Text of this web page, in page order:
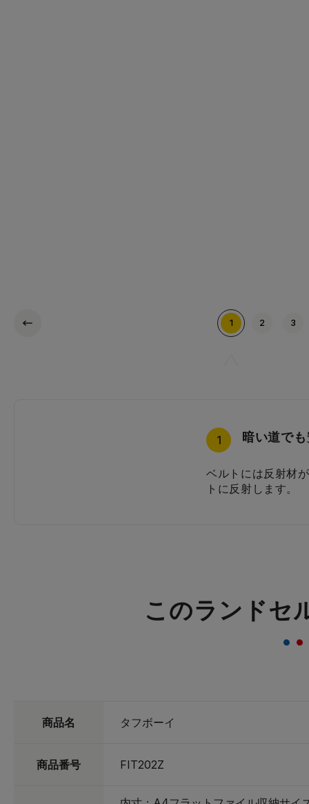
1 2 3
1 暗い道で
ベルトには反射材
トに反射します。
2 丈夫な大
角部の強化ガード
3 大きく丸
カブセのおおきな
と同時に夜道で車
4 シンプル
シンプルで丈夫な
大切な教科書や文
5 シンプル
シンプルで使いや
すいつくりになっ
このランドセ
商品名 タフボーイ
商品番号 FIT202Z